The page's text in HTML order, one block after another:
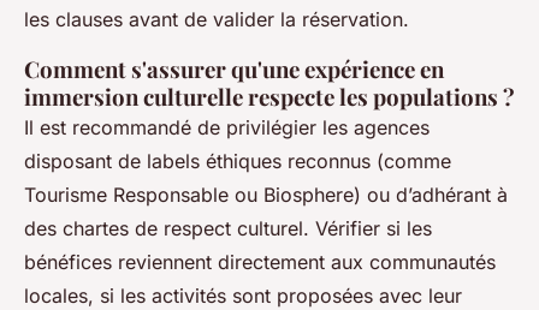
les clauses avant de valider la réservation.
Comment s'assurer qu'une expérience en
immersion culturelle respecte les populations ?
Il est recommandé de privilégier les agences
disposant de labels éthiques reconnus (comme
Tourisme Responsable ou Biosphere) ou d’adhérant à
des chartes de respect culturel. Vérifier si les
bénéfices reviennent directement aux communautés
locales, si les activités sont proposées avec leur